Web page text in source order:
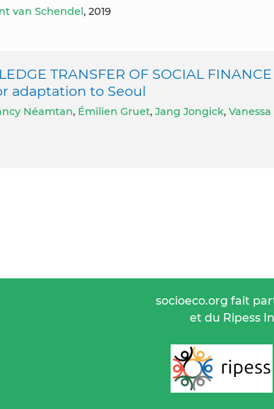
van Schendel, 2019
TRANSFER OF SOCIAL
adaptation to Seoul
Néamtan, Émilien Gruet, Jang Jongick,
socioeco.org fait
et du Ripess